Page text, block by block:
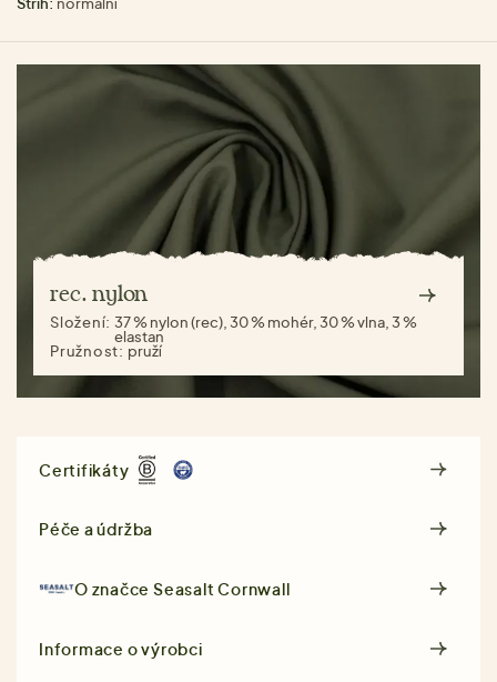
Střih: normální
rec. nylon
Složení: 37 % nylon (rec), 30 % mohér, 30 % vlna, 3 %
elastan
Pružnost: pruží
Certifikáty
Péče a údržba
O značceSeasalt Cornwall
Informace o výrobci